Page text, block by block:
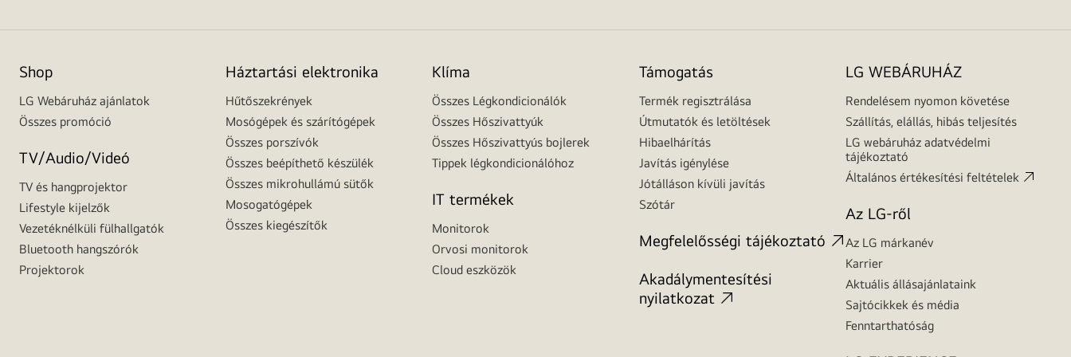
Shop
LG Webáruház ajánlatok
Összes promóció
TV/Audio/Videó
TV és hangprojektor
Lifestyle kijelzők
Vezetéknélküli fülhallgatók
Bluetooth hangszórók
Projektorok
Háztartási elektronika
Hűtőszekrények
Mosógépek és szárítógépek
Összes porszívók
Összes beépíthető készülék
Összes mikrohullámú sütők
Mosogatógépek
Összes kiegészítők
Klíma
Összes Légkondicionálók
Összes Hőszivattyúk
Összes Hőszivattyús bojlerek
Tippek légkondicionálóhoz
IT termékek
Monitorok
Orvosi monitorok
Cloud eszközök
Támogatás
Termék regisztrálása
Útmutatók és letöltések
Hibaelhárítás
Javítás igénylése
Jótálláson kívüli javítás
Szótár
Megfelelősségi tájékoztató
Akadálymentesítési
nyilatkozat
LG WEBÁRUHÁZ
Rendelésem nyomon követése
Szállítás, elállás, hibás teljesítés
LG webáruház adatvédelmi
tájékoztató
Általános értékesítési feltételek
Az LG-ről
Az LG márkanév
Karrier
Aktuális állásajánlataink
Sajtócikkek és média
Fenntarthatóság